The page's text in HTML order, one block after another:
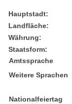
Hauptstadt:
Landfläche:
Währung:
Staatsform:
Amtssprache
Weitere Sprachen
Nationalfeiertag